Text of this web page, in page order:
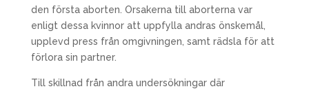
den första aborten. Orsakerna till aborterna var
enligt dessa kvinnor att uppfylla andras önskemål,
upplevd press från omgivningen, samt rädsla för att
förlora sin partner.
Till skillnad från andra undersökningar där